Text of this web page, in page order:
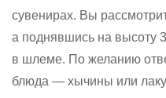
сувенирах. Вы
а поднявшись на высоту
в шлеме. По желанию
блюда — хычины или